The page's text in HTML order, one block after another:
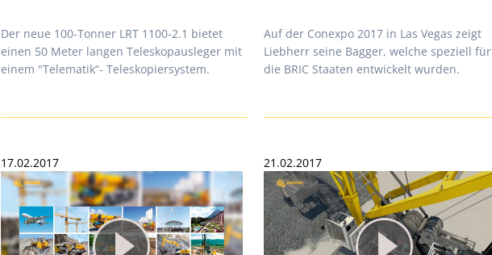
Der neue 100-Tonner LRT 1100-2.1 bietet
einen 50 Meter langen Teleskopausleger mit
einem "Telematik“- Teleskopiersystem.
Auf der Conexpo 2017 in Las Vegas zeigt
Liebherr seine Bagger, welche speziell für
die BRIC Staaten entwickelt wurden.
17.02.2017 21.02.2017